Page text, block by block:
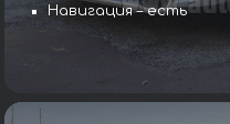
Навигация – есть